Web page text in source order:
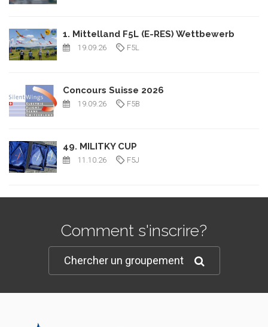
1. Mittelland F5L (E-RES) Wettbewerb
19.09.26 F5L
Concours Suisse 2026
19.09.26 F5B
49. MILITKY CUP
11.10.26 F5J
Comment s'inscrire?
Chercher un groupement